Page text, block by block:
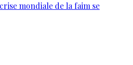
mondiale de la faim se